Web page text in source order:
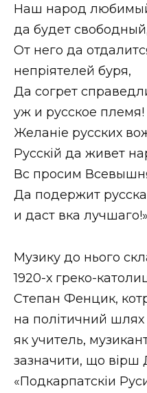
Наш народ
да будет
Oт него да
непріятелей буря,
Да согрѣет
уж и русское племя!
Желаніе русских
Русскій да живет
Всѣ просим
Да подержит
и даст вѣка
Музику до нього
1920-х греко-
Степан Фенцик,
на політичний шлях
як учитель,
зазначити, що вірш
«Подкарпатскіи